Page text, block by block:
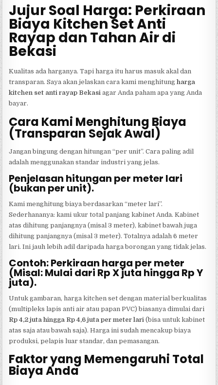
Jujur Soal Harga: Perkiraan
Biaya Kitchen Set Anti
Rayap dan Tahan Air di
Bekasi
Kualitas ada harganya. Tapi harga itu harus masuk akal dan
transparan. Saya akan jelaskan cara kami menghitungharga
kitchen set anti rayap Bekasi agar Anda paham apa yang Anda
bayar.
Cara Kami Menghitung Biaya
(Transparan Sejak Awal)
Jangan bingung dengan hitungan “per unit”. Cara paling adil
adalah menggunakan standar industri yang jelas.
Penjelasan hitungan per meter lari
(bukan per unit).
Kami menghitung biaya berdasarkan “meter lari”.
Sederhananya: kami ukur total panjang kabinet Anda. Kabinet
atas dihitung panjangnya (misal 3 meter), kabinet bawah juga
dihitung panjangnya (misal 3 meter). Totalnya adalah 6 meter
lari. Ini jauh lebih adil daripada harga borongan yang tidak jelas.
Contoh: Perkiraan harga per meter
(Misal: Mulai dari Rp X juta hingga Rp Y
juta).
Untuk gambaran, harga kitchen set dengan material berkualitas
(multipleks lapis anti air atau papan PVC) biasanya dimulai dari
Rp 4,2 juta hingga Rp 4,6 juta per meter lari (bisa untuk kabinet
atas saja atau bawah saja). Harga ini sudah mencakup biaya
produksi, pelapis luar standar, dan pemasangan.
Faktor yang Memengaruhi Total
Biaya Anda